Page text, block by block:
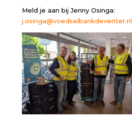
Meld je aan bij Jenny Osinga:
j.osinga@voedselbankdeventer.nl